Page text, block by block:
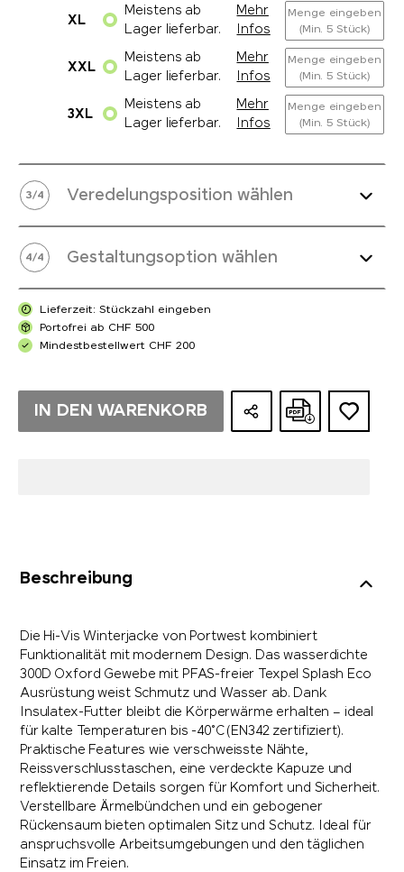
XL
Meistens ab
Lager lieferbar.
Mehr
Infos
Menge eingeben
(Min. 5 Stück)
XXL
Meistens ab
Lager lieferbar.
Mehr
Infos
Menge eingeben
(Min. 5 Stück)
3XL
Meistens ab
Lager lieferbar.
Mehr
Infos
Menge eingeben
(Min. 5 Stück)
3/4 Veredelungsposition wählen
4/4 Gestaltungsoption wählen
Lieferzeit: Stückzahl eingeben
Portofrei ab CHF 500
Mindestbestellwert CHF 200
IN DEN WARENKORB
Beschreibung
Die Hi-Vis Winterjacke von Portwest kombiniert
Funktionalität mit modernem Design. Das wasserdichte
300D Oxford Gewebe mit PFAS-freier Texpel Splash Eco
Ausrüstung weist Schmutz und Wasser ab. Dank
Insulatex-Futter bleibt die Körperwärme erhalten – ideal
für kalte Temperaturen bis -40°C (EN342 zertifiziert).
Praktische Features wie verschweisste Nähte,
Reissverschlusstaschen, eine verdeckte Kapuze und
reflektierende Details sorgen für Komfort und Sicherheit.
Verstellbare Ärmelbündchen und ein gebogener
Rückensaum bieten optimalen Sitz und Schutz. Ideal für
anspruchsvolle Arbeitsumgebungen und den täglichen
Einsatz im Freien.